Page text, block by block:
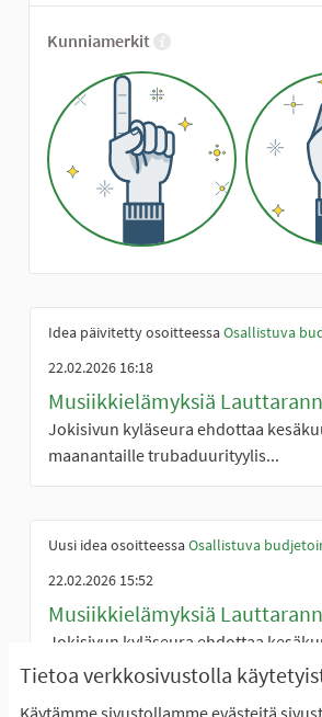
Tietoa verkkosivustolla
Kunniamerkit
Idea päivitetty osoitteessaOsallistuva
22.02.2026 16:18
Musiikkielämyksiä
Jokisivun kyläseura ehdottaa
maanantaille trubaduurityylis...
Uusi idea osoitteessaOsallistuva
22.02.2026 15:52
Musiikkielämyksiä
Jokisivun kyläseura ehdottaa
maanantaille trubaduurityylis...